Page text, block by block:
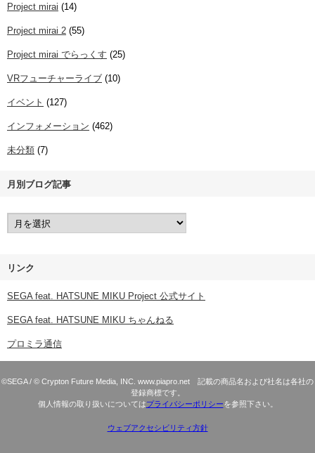
Project mirai (14)
Project mirai 2 (55)
Project mirai でらっくす (25)
VRフューチャーライブ (10)
イベント (127)
インフォメーション (462)
未分類 (7)
月別ブログ記事
リンク
SEGA feat. HATSUNE MIKU Project 公式サイト
SEGA feat. HATSUNE MIKU ちゃんねる
プロミラ通信
©SEGA / © Crypton Future Media, INC. www.piapro.net 記載の商品名および社名は各社の
登録商標です。
個人情報の取り扱いについてはプライバシーポリシーを参照下さい。
ウェブアクセシビリティ方針